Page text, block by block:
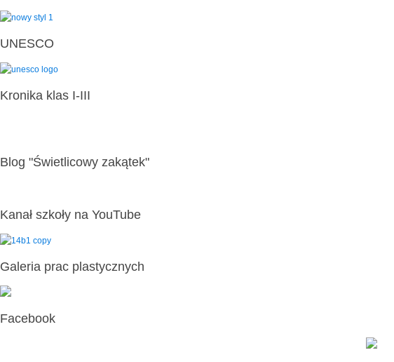
UNESCO
Kronika klas I-III
Blog "Świetlicowy zakątek"
Kanał szkoły na YouTube
Galeria prac plastycznych
Facebook